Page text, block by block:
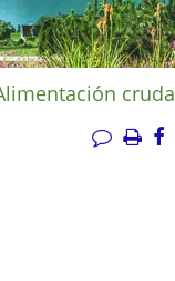
cruda